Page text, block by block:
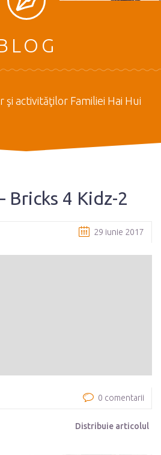
activităţilor Familiei Hai Hui
Bricks 4 Kidz-2
29 iunie 2017
0 comentarii
Distribuie articolul